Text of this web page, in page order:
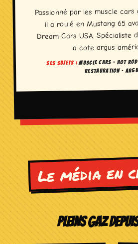
Passionné par les muscle cars
il a roulé en Mustang 65
Dream Cars USA. Spécialiste
la cote argus
SES SUJETS :MUSCLE CARS · HOT
RESTAURATION ·
Le média en
PLEINS GAZ